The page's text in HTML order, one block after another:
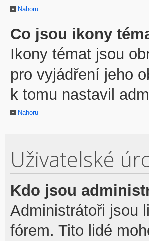
Nahoru
Co jsou ikony
Ikony témat jsou
pro vyjádření jeho
k tomu nastavil
Nahoru
Uživatelské
Kdo jsou
Administrátoři jsou
fórem. Tito lidé